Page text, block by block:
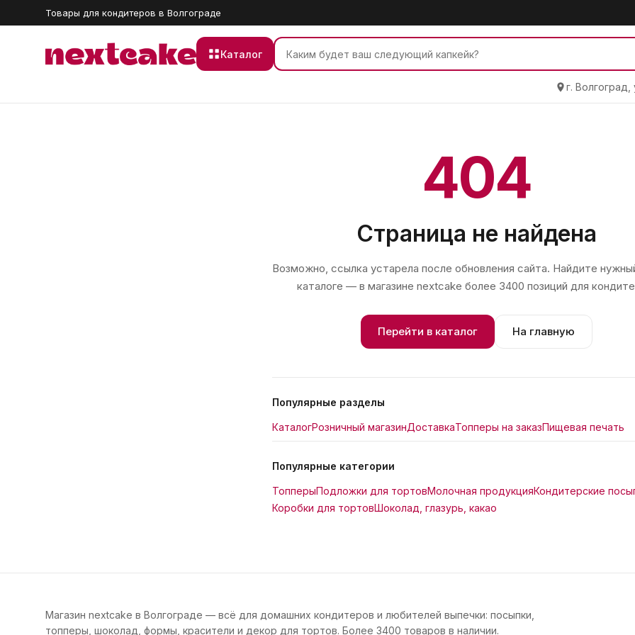
Товары для кондитеров в Волгограде
Каталог
г.
404
Страница не найдена
Возможно, ссылка устарела после обновления сайта. Найдите
каталоге — в магазине nextcake более 3400 позиций для
Перейти в каталог На главную
Популярные разделы
КаталогРозничный магазинДоставкаТопперы на заказПищевая печать
Популярные категории
ТопперыПодложки для тортовМолочная продукцияКондитерские
Коробки для тортовШоколад, глазурь, какао
Магазин nextcake в Волгограде — всё для домашних кондитеров и любителей выпечки: посыпки,
топперы, шоколад, формы, красители и декор для тортов. Более 3400 товаров в наличии.